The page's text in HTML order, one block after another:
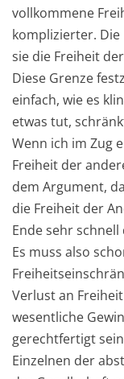
vollkommene
komplizierter. Die
sie die Freiheit
Diese Grenze
einfach, wie es
etwas tut,
Wenn ich im Zug
Freiheit der
dem Argument,
die Freiheit der
Ende sehr
Es muss also
Verlust an
wesentliche
gerechtfertigt
Einzelnen der